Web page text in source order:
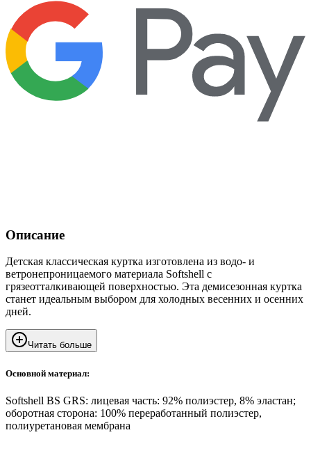
Описание
Детская классическая куртка изготовлена из водо- и
ветронепроницаемого материала Softshell с
грязеотталкивающей поверхностью. Эта демисезонная куртка
станет идеальным выбором для холодных весенних и осенних
дней.
Читать больше
Основной материал:
Softshell BS GRS: лицевая часть: 92% полиэстер, 8% эластан;
оборотная сторона: 100% переработанный полиэстер,
полиуретановая мембрана